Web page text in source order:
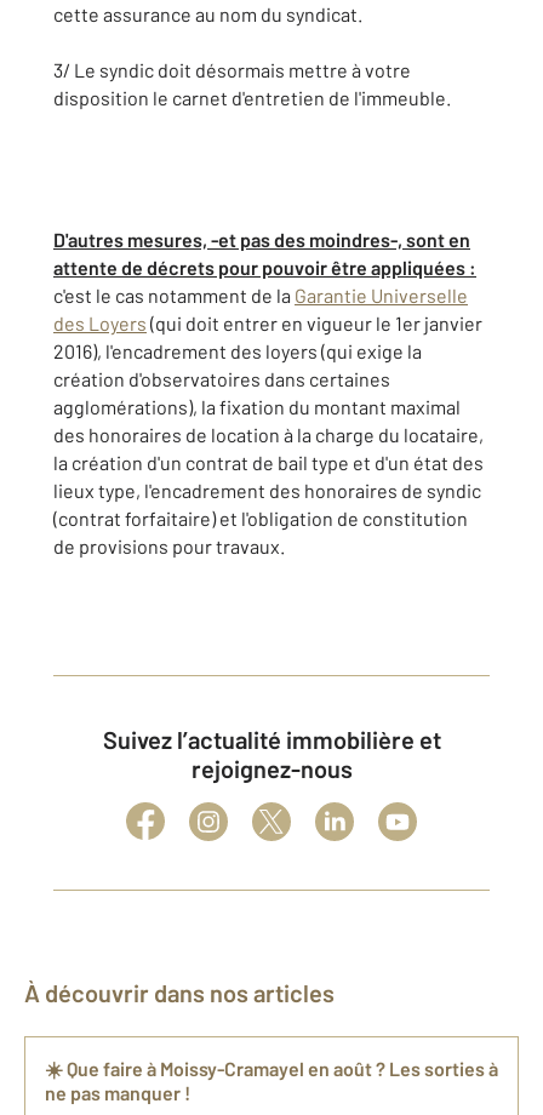
cette assurance au nom du syndicat.
3/ Le syndic doit désormais mettre à votre
disposition le carnet d'entretien de l'immeuble.
D'autres mesures, -et pas des moindres-, sont en
attente de décrets pour pouvoir être appliquées :
c'est le cas notamment de la Garantie Universelle
des Loyers (qui doit entrer en vigueur le 1er janvier
2016), l'encadrement des loyers (qui exige la
création d'observatoires dans certaines
agglomérations), la fixation du montant maximal
des honoraires de location à la charge du locataire,
la création d'un contrat de bail type et d'un état des
lieux type, l'encadrement des honoraires de syndic
(contrat forfaitaire) et l'obligation de constitution
de provisions pour travaux.
Suivez l’actualité immobilière et
rejoignez-nous
À découvrir dans nos articles
☀️ Que faire à Moissy-Cramayel en août ? Les sorties à
ne pas manquer !